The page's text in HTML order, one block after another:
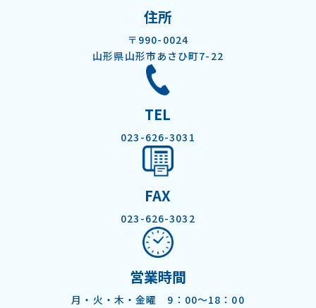
住所
〒990-0024
山形県山形市あさひ町7-22
TEL
023-626-3031
FAX
023-626-3032
営業時間
月・火・木・金曜 9：00～18：00